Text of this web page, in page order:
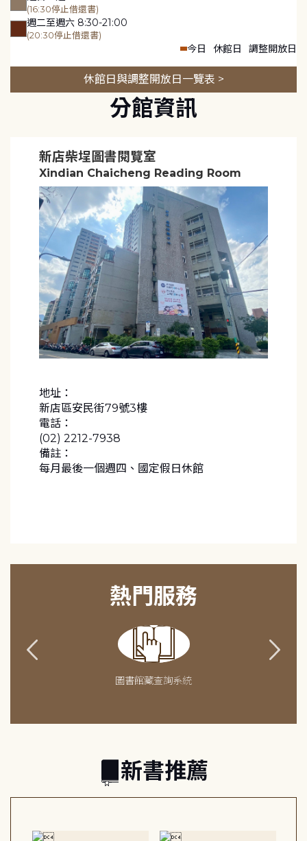
(16:30停止借還書)
週二至週六 8:30-21:00
(20:30停止借還書)
今日 休館日 調整開放日
休館日與調整開放日一覽表 >
分館資訊
新店柴埕圖書閱覽室
Xindian Chaicheng Reading Room
地址：
新店區安民街79號3樓
電話：
(02) 2212-7938
備註：
每月最後一個週四、國定假日休館
熱門服務
圖書館藏查詢系統
新書推薦